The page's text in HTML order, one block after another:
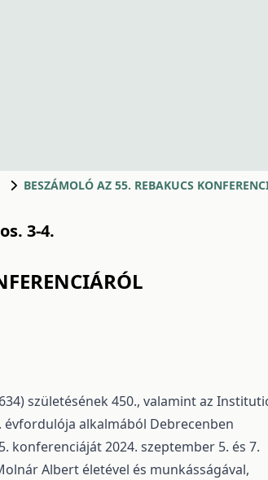
3-4.
születésének 450., valamint az
alkalmából Debrecenben
konferenciáját 2024. szeptember 5. és 7.
Albert életével és munkásságával,